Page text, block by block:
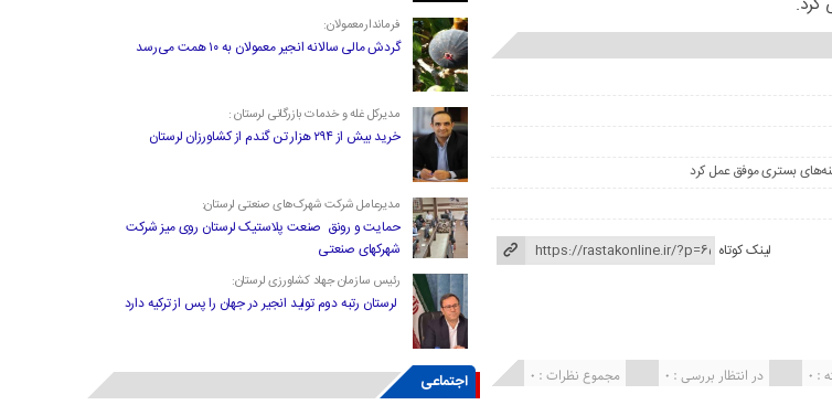
بستری موفق عمل کرد
لینک کوتاه
مجموع نظرات : 0 در انتظار بررسی : 0 : ۰
فرماندارمعمولان:
گردش مالی سالانه انجیر معمولان به ۱۰ همت می‌رسد
مدیرکل غله و خدمات بازرگانی لرستان :
خرید بیش از ۲۹۴ هزار تن گندم از کشاورزان لرستان
مدیرعامل شرکت شهرک‌های صنعتی لرستان:
حمایت و رونق صنعت پلاستیک لرستان روی میز شرکت
شهرکهای صنعتی
رئیس سازمان جهاد کشاورزی لرستان:
لرستان رتبه دوم تولید انجیر در جهان را پس از ترکیه دارد
اجتماعی